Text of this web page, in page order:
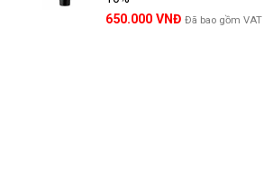
650.000 VNĐ Đã bao gồm VAT